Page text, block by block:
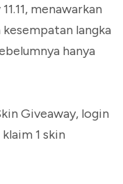
menawarkan
langka
hanya
Giveaway, login
1 skin